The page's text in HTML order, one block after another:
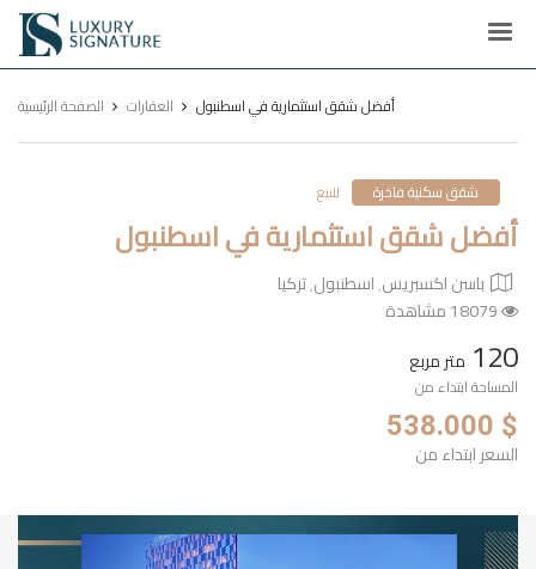
Luxury
Signature
الصفحة الرئيسية العقارات أفضل شقق استثمارية في اسطنبول
شقق سكنية فاخرة للبيع
أفضل شقق استثمارية في اسطنبول
باسن اكسبريس٬ اسطنبول٬ تركيا
120 متر مربع
المساحة ابتداء من
$ 538.000
السعر ابتداء من